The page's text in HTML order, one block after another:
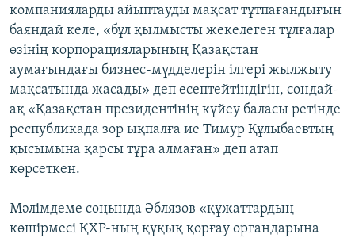
компанияларды айыптауды мақсат тұтпағандығын
баяндай келе, «бұл қылмысты жекелеген тұлғалар
өзінің корпорацияларының Қазақстан
аумағындағы бизнес-мүдделерін ілгері жылжыту
мақсатында жасады» деп есептейтіндігін, сондай-
ақ «Қазақстан президентінің күйеу баласы ретінде
республикада зор ықпалға ие Тимур Құлыбаевтың
қысымына қарсы тұра алмаған» деп атап
көрсеткен.
Мәлімдеме соңында Әблязов «құжаттардың
көшірмесі ҚХР-ның құқық қорғау органдарына